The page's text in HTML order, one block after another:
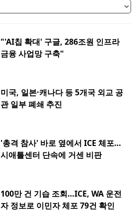
"'AI칩 확대' 구글, 286조원 인프라
금융 사업망 구축"
미국, 일본·캐나다 등 5개국 외교 공
관 일부 폐쇄 추진
'총격 참사' 바로 옆에서 ICE 체포…
시애틀센터 단속에 거센 비판
100만 건 기습 조회…ICE, WA 운전
자 정보로 이민자 체포 79건 확인